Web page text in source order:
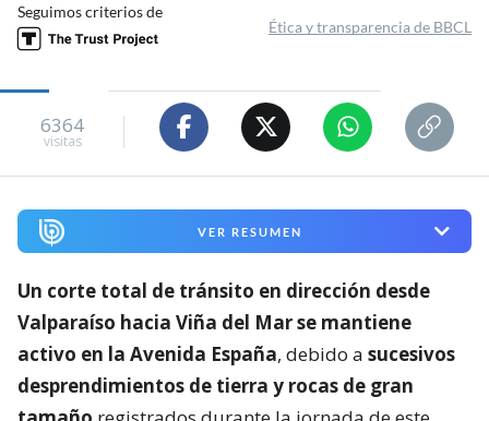
Seguimos criterios de
Ética y transparencia de BBCL
6364
visitas
VER RESUMEN
Un corte total de tránsito en dirección desde
Valparaíso hacia Viña del Mar se mantiene
activo en la Avenida España, debido a sucesivos
desprendimientos de tierra y rocas de gran